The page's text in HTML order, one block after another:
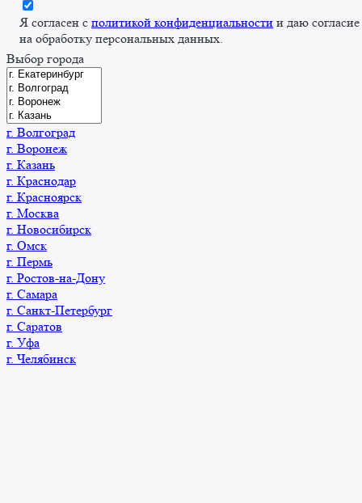
Я согласен с политикой конфиденциальности и даю согласие
на обработку персональных данных.
Выбор города
г. Волгоград
г. Воронеж
г. Казань
г. Краснодар
г. Красноярск
г. Москва
г. Новосибирск
г. Омск
г. Пермь
г. Ростов-на-Дону
г. Самара
г. Санкт-Петербург
г. Саратов
г. Уфа
г. Челябинск